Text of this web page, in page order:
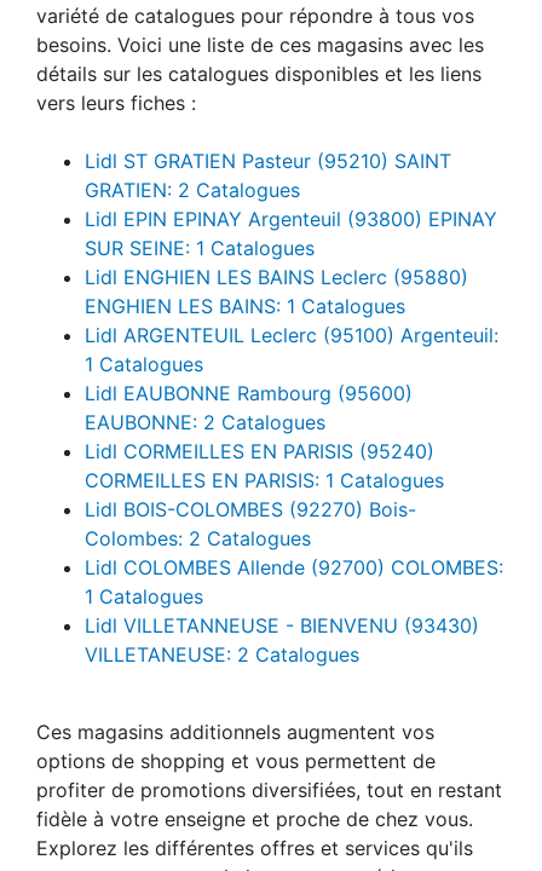
variété de catalogues pour répondre à tous vos
besoins. Voici une liste de ces magasins avec les
détails sur les catalogues disponibles et les liens
vers leurs fiches :
Lidl ST GRATIEN Pasteur (95210) SAINT
GRATIEN: 2 Catalogues
Lidl EPIN EPINAY Argenteuil (93800) EPINAY
SUR SEINE: 1 Catalogues
Lidl ENGHIEN LES BAINS Leclerc (95880)
ENGHIEN LES BAINS: 1 Catalogues
Lidl ARGENTEUIL Leclerc (95100) Argenteuil:
1 Catalogues
Lidl EAUBONNE Rambourg (95600)
EAUBONNE: 2 Catalogues
Lidl CORMEILLES EN PARISIS (95240)
CORMEILLES EN PARISIS: 1 Catalogues
Lidl BOIS-COLOMBES (92270) Bois-
Colombes: 2 Catalogues
Lidl COLOMBES Allende (92700) COLOMBES:
1 Catalogues
Lidl VILLETANNEUSE - BIENVENU (93430)
VILLETANEUSE: 2 Catalogues
Ces magasins additionnels augmentent vos
options de shopping et vous permettent de
profiter de promotions diversifiées, tout en restant
fidèle à votre enseigne et proche de chez vous.
Explorez les différentes offres et services qu'ils